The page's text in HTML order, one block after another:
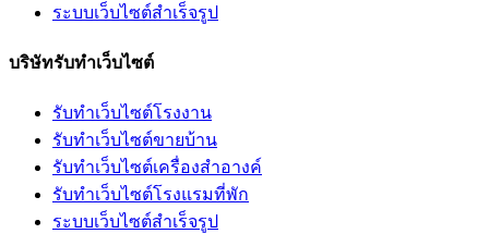
ระบบเว็บไซต์สำเร็จรูป
บริษัทรับทำเว็บไซต์
รับทำเว็บไซต์โรงงาน
รับทำเว็บไซต์ขายบ้าน
รับทำเว็บไซต์เครื่องสำอางค์
รับทำเว็บไซต์โรงแรมที่พัก
ระบบเว็บไซต์สำเร็จรูป